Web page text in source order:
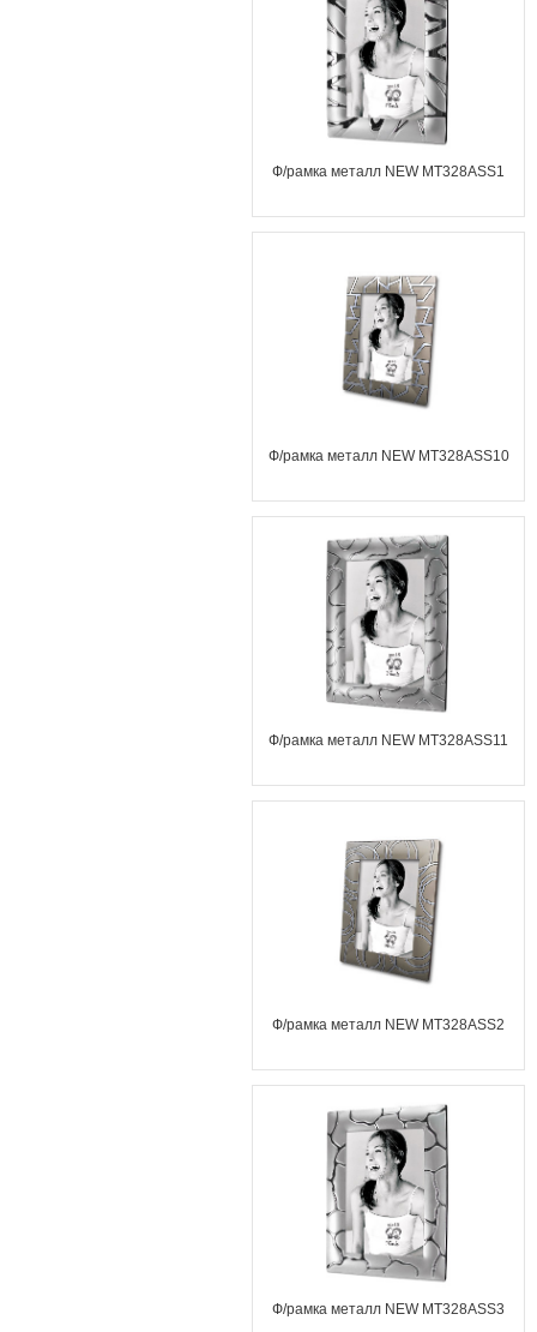
Ф/рамка металл NEW MT328ASS1
Ф/рамка металл NEW MT328ASS10
Ф/рамка металл NEW MT328ASS11
Ф/рамка металл NEW MT328ASS2
Ф/рамка металл NEW MT328ASS3